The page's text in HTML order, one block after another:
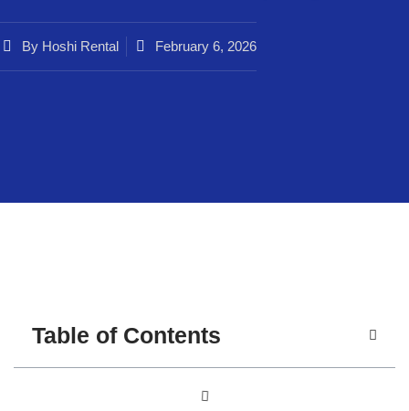
By Hoshi Rental February 6, 2026
Table of Contents